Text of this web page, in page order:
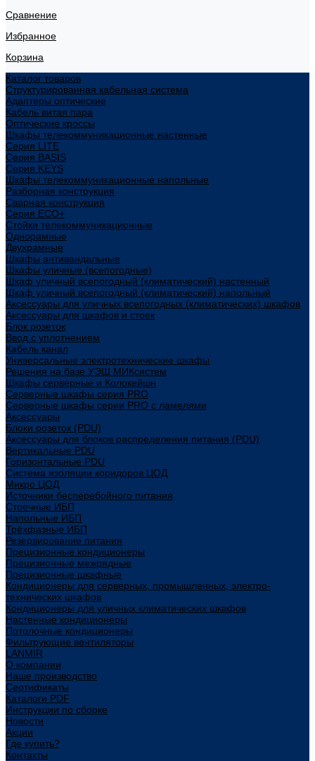
Сравнение
Избранное
Корзина
Каталог товаров
Структурированная кабельная система
Адаптеры оптические
Кабель витая пара
Оптические кроссы
Шкафы телекоммуникационные настенные
Cерия LITE
Cерия BASIS
Cерия KEYS
Шкафы телекоммуникационные напольные
Разборная конструкция
Сварная конструкция
Серия ECO+
Стойки телекоммуникационные
Однорамные
Двухрамные
Шкафы антивандальные
Шкафы уличные (всепогодные)
Шкаф уличный всепогодный (климатический) настенный
Шкаф уличный всепогодный (климатический) напольный
Аксессуары для уличных всепогодных (климатических) шкафов
Аксессуары для шкафов и стоек
Блок розеток
Ввод с уплотнением
Кабель канал
Универсальные электротехнические шкафы
Решения на базе УЭШ МИКсистем
Шкафы серверные и Колокейшн
Серверные шкафы серия PRO
Серверные шкафы серии PRO с ламелями
Аксессуары
Блоки розеток (PDU)
Аксессуары для блоков распределения питания (PDU)
Вертикальные PDU
Горизонтальные PDU
Система изоляции коридоров ЦОД
Микро ЦОД
Источники бесперебойного питания
Стоечные ИБП
Напольные ИБП
Трёхфазные ИБП
Резервирование питания
Прецизионные кондиционеры
Прецизионные межрядные
Прецизионные шкафные
Кондиционеры для серверных, промышленных, электро-
технических шкафов
Кондиционеры для уличных климатических шкафов
Настенные кондиционеры
Потолочные кондиционеры
Фильтрующие вентиляторы
LANMIR
О компании
Наше производство
Сертификаты
Каталоги PDF
Инструкции по сборке
Новости
Акции
Где купить?
Контакты